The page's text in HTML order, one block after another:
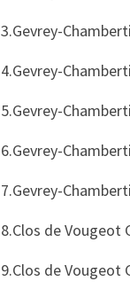
3.Gevrey-
4.Gevrey-
5.Gevrey-
6.Gevrey-
7.Gevrey-
8.Clos de Vougeot
9.Clos de Vougeot